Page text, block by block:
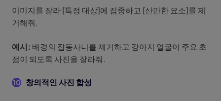
이미지를 잘라 [특정 대상]에 집중하고 [산만한 요소]를 제
거해줘.
예시: 배경의 잡동사니를 제거하고 강아지 얼굴이 주요 초
점이 되도록 사진을 잘라줘.
10 창의적인 사진 합성